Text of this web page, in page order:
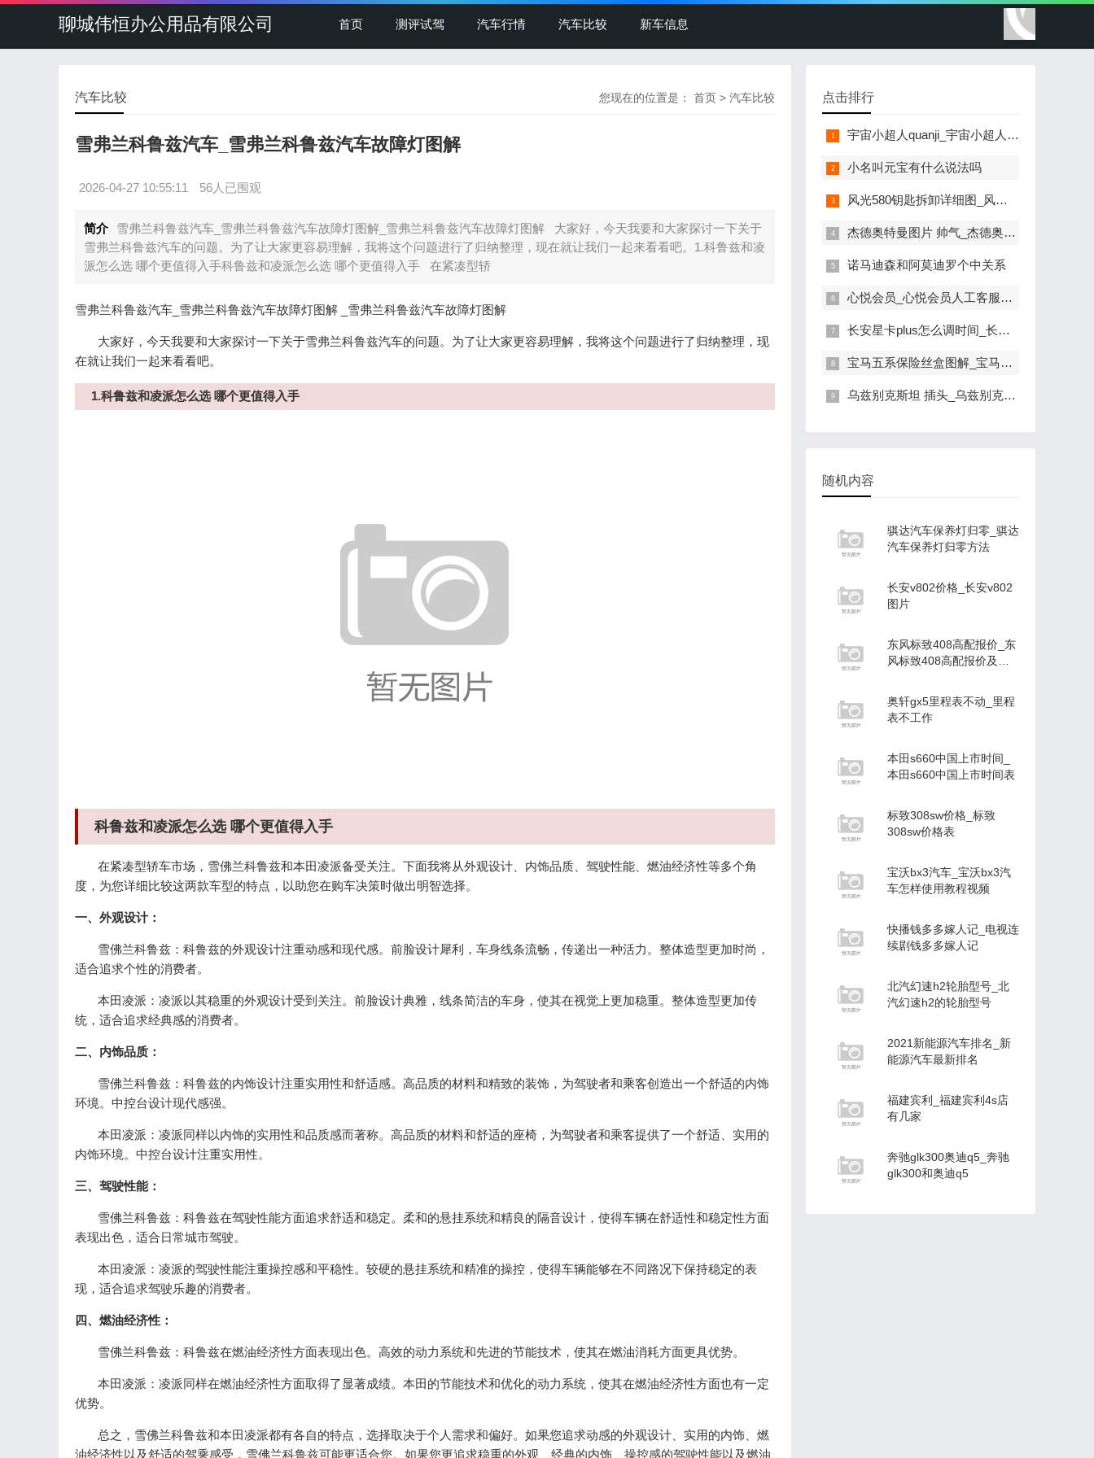
聊城伟恒办公用品有限公司 首页 测评试驾 汽车行情 汽车比较 新车信息
您现在的位置是： 首页 > 汽车比较
汽车比较
雪弗兰科鲁兹汽车_雪弗兰科鲁兹汽车故障灯图解
2026-04-27 10:55:11 56人已围观
简介
雪弗兰科鲁兹汽车_雪弗兰科鲁兹汽车故障灯图解_雪弗兰科鲁兹汽车故障灯图解 大家好，今天我要和大家探讨一下关于
雪弗兰科鲁兹汽车的问题。为了让大家更容易理解，我将这个问题进行了归纳整理，现在就让我们一起来看看吧。1.科鲁兹和凌
派怎么选 哪个更值得入手科鲁兹和凌派怎么选 哪个更值得入手 在紧凑型轿
雪弗兰科鲁兹汽车_雪弗兰科鲁兹汽车故障灯图解 _雪弗兰科鲁兹汽车故障灯图解
大家好，今天我要和大家探讨一下关于雪弗兰科鲁兹汽车的问题。为了让大家更容易理解，我将这个问题进行了归纳整理，现
在就让我们一起来看看吧。
1.科鲁兹和凌派怎么选 哪个更值得入手
科鲁兹和凌派怎么选 哪个更值得入手
在紧凑型轿车市场，雪佛兰科鲁兹和本田凌派备受关注。下面我将从外观设计、内饰品质、驾驶性能、燃油经济性等多个角
度，为您详细比较这两款车型的特点，以助您在购车决策时做出明智选择。
一、外观设计：
雪佛兰科鲁兹：科鲁兹的外观设计注重动感和现代感。前脸设计犀利，车身线条流畅，传递出一种活力。整体造型更加时尚，
适合追求个性的消费者。
本田凌派：凌派以其稳重的外观设计受到关注。前脸设计典雅，线条简洁的车身，使其在视觉上更加稳重。整体造型更加传
统，适合追求经典感的消费者。
二、内饰品质：
雪佛兰科鲁兹：科鲁兹的内饰设计注重实用性和舒适感。高品质的材料和精致的装饰，为驾驶者和乘客创造出一个舒适的内饰
环境。中控台设计现代感强。
本田凌派：凌派同样以内饰的实用性和品质感而著称。高品质的材料和舒适的座椅，为驾驶者和乘客提供了一个舒适、实用的
内饰环境。中控台设计注重实用性。
三、驾驶性能：
雪佛兰科鲁兹：科鲁兹在驾驶性能方面追求舒适和稳定。柔和的悬挂系统和精良的隔音设计，使得车辆在舒适性和稳定性方面
表现出色，适合日常城市驾驶。
本田凌派：凌派的驾驶性能注重操控感和平稳性。较硬的悬挂系统和精准的操控，使得车辆能够在不同路况下保持稳定的表
现，适合追求驾驶乐趣的消费者。
四、燃油经济性：
雪佛兰科鲁兹：科鲁兹在燃油经济性方面表现出色。高效的动力系统和先进的节能技术，使其在燃油消耗方面更具优势。
本田凌派：凌派同样在燃油经济性方面取得了显著成绩。本田的节能技术和优化的动力系统，使其在燃油经济性方面也有一定
优势。
总之，雪佛兰科鲁兹和本田凌派都有各自的特点，选择取决于个人需求和偏好。如果您追求动感的外观设计、实用的内饰、燃
油经济性以及舒适的驾乘感受，雪佛兰科鲁兹可能更适合您。如果您更追求稳重的外观、经典的内饰、操控感的驾驶性能以及燃油
点击排行
宇宙小超人quanji_宇宙小超人全集国语
小名叫元宝有什么说法吗
风光580钥匙拆卸详细图_风光580钥匙拆卸详细图解
杰德奥特曼图片 帅气_杰德奥特曼图片帅气 霸气
诺马迪森和阿莫迪罗个中关系
心悦会员_心悦会员人工客服电话
长安星卡plus怎么调时间_长安星卡plus怎么调时间和日期
宝马五系保险丝盒图解_宝马五系保险丝盒图解大全
乌兹别克斯坦 插头_乌兹别克斯坦插头标准
随机内容
骐达汽车保养灯归零_骐达
汽车保养灯归零方法
长安v802价格_长安v802
图片
东风标致408高配报价_东
风标致408高配报价及图
奥轩gx5里程表不动_里程
表不工作
本田s660中国上市时间_
本田s660中国上市时间表
标致308sw价格_标致
308sw价格表
宝沃bx3汽车_宝沃bx3汽
车怎样使用教程视频
快播钱多多嫁人记_电视连
续剧钱多多嫁人记
北汽幻速h2轮胎型号_北
汽幻速h2的轮胎型号
2021新能源汽车排名_新
能源汽车最新排名
福建宾利_福建宾利4s店
有几家
奔驰glk300奥迪q5_奔驰
glk300和奥迪q5